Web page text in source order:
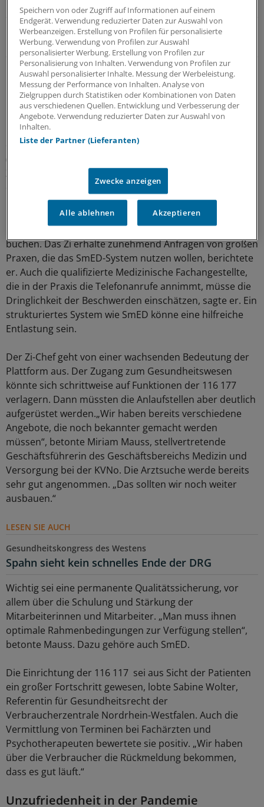
LESEN SIE AUCH
Kleeblattstrategie hat sich bewährt
Corona hat Kooperation der Kliniken beflügelt
116 117 könnte Praxen entlasten
Die verschiedenen Angebote der Plattform sind
langfristig auch für die Arztpraxen von Interesse, sagte
Dr. Dominik Graf von Stillfried, Vorstandsvorsitzender
des Zentralinstituts für die Kassenärztliche Versorgung
(Zi). „Ich könnte mir vorstellen, dass wir die 116 117 in
Zukunft als Dienstleistung für das Terminmanagement
der Praxen anbieten.“
Die Vorstellung: Die Patienten können über die
Plattform direkt einen Termin beim Arzt ihrer Wahl
buchen. Das Zi erhalte zunehmend Anfragen von großen
Praxen, die das SmED-System nutzen wollen, berichtete
er. Auch die qualifizierte Medizinische Fachangestellte,
die in der Praxis die Telefonanrufe annimmt, müsse die
Dringlichkeit der Beschwerden einschätzen, sagte er. Ein
strukturiertes System wie SmED könne eine hilfreiche
Entlastung sein.
Der Zi-Chef geht von einer wachsenden Bedeutung der
Plattform aus. Der Zugang zum Gesundheitswesen
könnte sich schrittweise auf Funktionen der 116 177
verlagern. Dann müssten die Anlaufstellen aber deutlich
aufgerüstet werden.„Wir haben bereits verschiedene
Angebote, die noch bekannter gemacht werden
müssen“, betonte Miriam Mauss, stellvertretende
Geschäftsführerin des Geschäftsbereichs Medizin und
Versorgung bei der KVNo. Die Arztsuche werde bereits
sehr gut angenommen. „Das sollten wir noch weiter
ausbauen.“
LESEN SIE AUCH
Gesundheitskongress des Westens
Spahn sieht kein schnelles Ende der DRG
Wichtig sei eine permanente Qualitätssicherung, vor
allem über die Schulung und Stärkung der
Mitarbeiterinnen und Mitarbeiter. „Man muss ihnen
optimale Rahmenbedingungen zur Verfügung stellen“,
betonte Mauss. Dazu gehöre auch SmED.
Die Einrichtung der 116 117 sei aus Sicht der Patienten
ein großer Fortschritt gewesen, lobte Sabine Wolter,
Referentin für Gesundheitsrecht der
Verbraucherzentrale Nordrhein-Westfalen. Auch die
Vermittlung von Terminen bei Fachärzten und
Psychotherapeuten bewertete sie positiv. „Wir haben
über die Verbraucher die Rückmeldung bekommen,
dass es gut läuft.“
Unzufriedenheit in der Pandemie
Speichern von oder Zugriff auf Informationen auf einem
Endgerät. Verwendung reduzierter Daten zur Auswahl von
Werbeanzeigen. Erstellung von Profilen für personalisierte
Werbung. Verwendung von Profilen zur Auswahl
personalisierter Werbung. Erstellung von Profilen zur
Personalisierung von Inhalten. Verwendung von Profilen zur
Auswahl personalisierter Inhalte. Messung der Werbeleistung.
Messung der Performance von Inhalten. Analyse von
Zielgruppen durch Statistiken oder Kombinationen von Daten
aus verschiedenen Quellen. Entwicklung und Verbesserung der
Angebote. Verwendung reduzierter Daten zur Auswahl von
Inhalten.
Liste der Partner (Lieferanten)
Zwecke anzeigen
Alle ablehnen Akzeptieren